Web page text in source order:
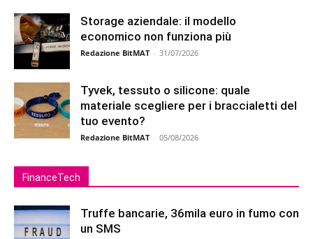
Storage aziendale: il modello
economico non funziona più
Redazione BitMAT - 31/07/2026
Tyvek, tessuto o silicone: quale
materiale scegliere per i braccialetti del
tuo evento?
Redazione BitMAT - 05/08/2026
FinanceTech
Truffe bancarie, 36mila euro in fumo con
un SMS